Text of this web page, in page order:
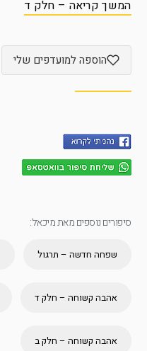
המשך קריאה – חלק ד
הוספה למועדפים שלי
סיפורים נוספים מאת מיכאל:
שפחה חדשה – תרגול
אהבה קשוחה – חלק ד
אהבה קשוחה – חלק ב